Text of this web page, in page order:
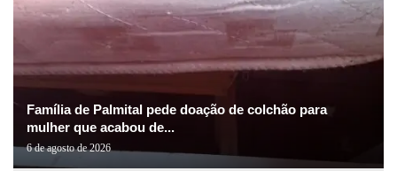
Família de Palmital pede doação de colchão para
mulher que acabou de...
6 de agosto de 2026